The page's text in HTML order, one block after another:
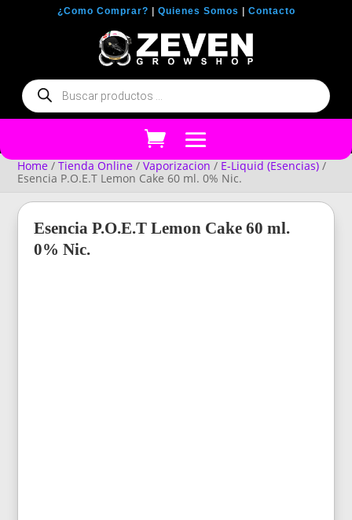
¿Como Comprar? Quienes Somos Contacto
Búsqueda
de
productos
Home /Tienda Online /Vaporizacion / E-Liquid (Esencias) /
Esencia P.O.E.T Lemon Cake 60 ml. 0% Nic.
Esencia P.O.E.T Lemon Cake 60 ml.
0% Nic.